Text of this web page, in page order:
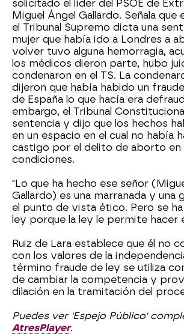
solicitado el líder del PSOE de
Miguel Ángel Gallardo. Señala que
el Tribunal Supremo dicta una
mujer que había ido a Londres a
volver tuvo alguna hemorragia,
los médicos dieron parte, hubo
condenaron en el TS. La
dijeron que había habido un
de España lo que hacía era
embargo, el Tribunal
sentencia y dijo que los hechos
en un espacio en el cual no había
castigo por el delito de aborto en
condiciones.
"Lo que ha hecho ese señor
Gallardo) es una marranada y una
el punto de vista ético. Pero se
ley porque la ley le permite hacer
Ruiz de Lara establece que él no
con los valores de la
término fraude de ley se utiliza
de cambiar la competencia y
dilación en la tramitación del
Puedes ver 'Espejo Público'
AtresPlayer.